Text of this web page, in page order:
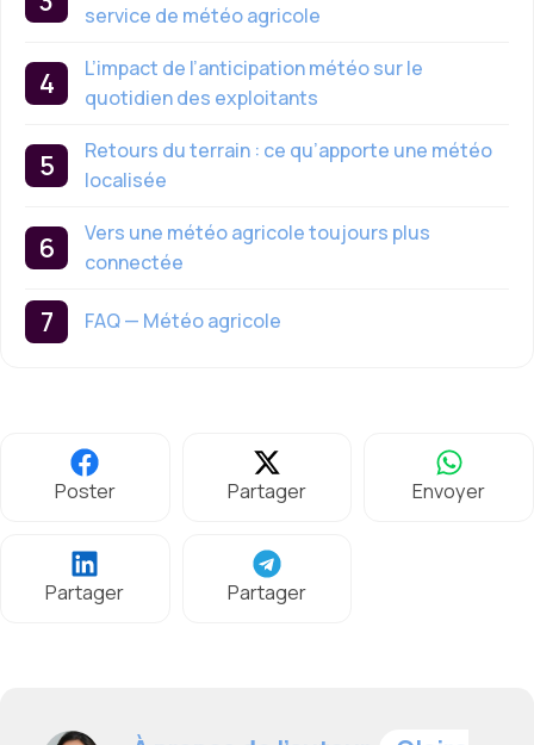
service de météo agricole
L’impact de l’anticipation météo sur le
quotidien des exploitants
Retours du terrain : ce qu’apporte une météo
localisée
Vers une météo agricole toujours plus
connectée
FAQ — Météo agricole
Poster Partager Envoyer
Partager Partager